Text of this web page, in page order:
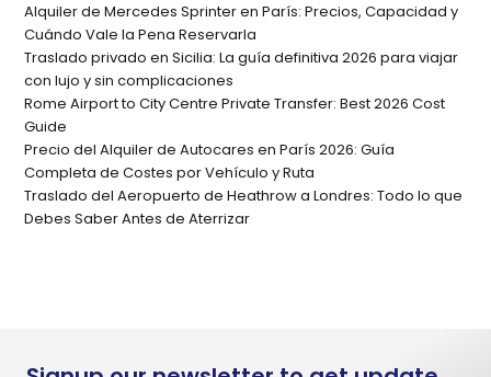
Alquiler de Mercedes Sprinter en París: Precios, Capacidad y
Cuándo Vale la Pena Reservarla
Traslado privado en Sicilia: La guía definitiva 2026 para viajar
con lujo y sin complicaciones
Rome Airport to City Centre Private Transfer: Best 2026 Cost
Guide
Precio del Alquiler de Autocares en París 2026: Guía
Completa de Costes por Vehículo y Ruta
Traslado del Aeropuerto de Heathrow a Londres: Todo lo que
Debes Saber Antes de Aterrizar